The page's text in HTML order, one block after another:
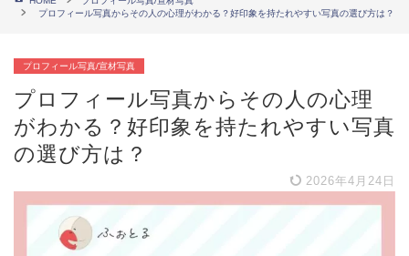
プロフィール写真からその人の心理がわかる？好印象を持たれやすい写真の選び方は？
プロフィール写真/宣材写真
プロフィール写真からその人の心理
がわかる？好印象を持たれやすい写真
の選び方は？
2026年4月24日